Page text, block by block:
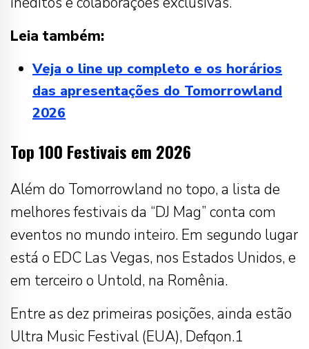
Leia também:
Veja o line up completo e os horários
das apresentações do Tomorrowland
2026
Top 100 Festivais em 2026
Além do Tomorrowland no topo, a lista de
melhores festivais da “DJ Mag” conta com
eventos no mundo inteiro. Em segundo lugar
está o EDC Las Vegas, nos Estados Unidos, e
em terceiro o Untold, na Romênia.
Entre as dez primeiras posições, ainda estão
Ultra Music Festival (EUA), Defqon.1